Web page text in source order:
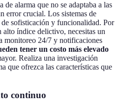
de alarma que no se adaptaba a las
error crucial. Los sistemas de
sofisticación y funcionalidad. Por
índice delictivo, necesitas un
monitoreo 24/7 y notificaciones
tener un costo más elevado
Realiza una investigación
que ofrezca las características que
continuo